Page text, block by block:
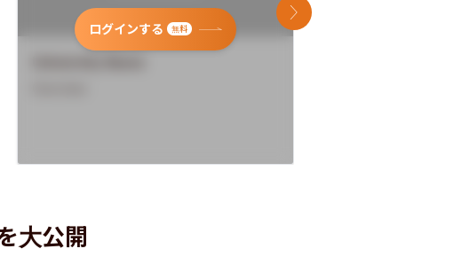
ログインする 無料
次のスライド
大公開